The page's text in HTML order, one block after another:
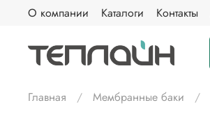
О компании Каталоги Контакты
Главная Мембранные баки